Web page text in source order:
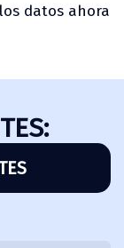
datos ahora